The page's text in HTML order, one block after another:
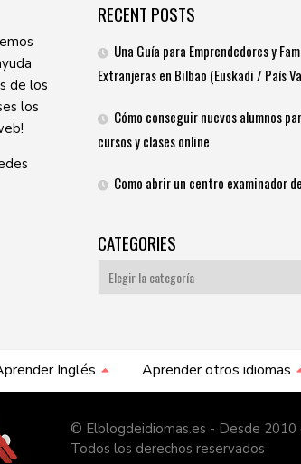
de los
los
RECENT POSTS
Una Guía para Emprendedores y
Extranjeras en Bilbao (Euskadi / País
Cómo conseguir nuevos alumnos
cursos y clases online
Como abrir un centro examinador
CATEGORIES
Categories
Inglés Aprender otros idiomas
© Elblogdeidiomas.es - Desde 2010
Todos los derechos reservados